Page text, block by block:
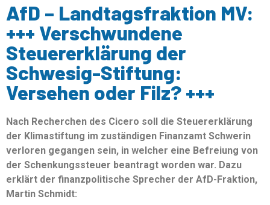
AfD – Landtagsfraktion MV:
+++ Verschwundene
Steuererklärung der
Schwesig-Stiftung:
Versehen oder Filz? +++
Nach Recherchen des Cicero soll die Steuererklärung
der Klimastiftung im zuständigen Finanzamt Schwerin
verloren gegangen sein, in welcher eine Befreiung von
der Schenkungssteuer beantragt worden war. Dazu
erklärt der finanzpolitische Sprecher der AfD-Fraktion,
Martin Schmidt: